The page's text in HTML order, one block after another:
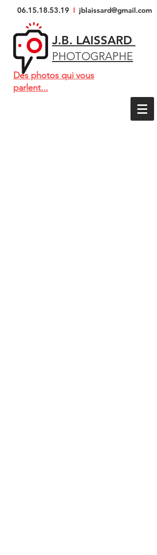
06.15.18.53.19 I jblaissard@gmail.com
J.B. LAISSARD
PHOTOGRAPHE
Des photos qui vous
parlent...